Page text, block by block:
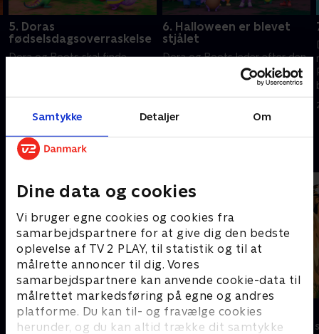
Samtykke Detaljer Om
Dine data og cookies
Vi bruger egne cookies og cookies fra
samarbejdspartnere for at give dig den bedste
oplevelse af TV 2 PLAY, til statistik og til at
målrette annoncer til dig. Vores
samarbejdspartnere kan anvende cookie-data til
målrettet markedsføring på egne og andres
platforme. Du kan til- og fravælge cookies
herunder, og du kan altid trække dit samtykke
5. Doras
fødselsdagsoverraskelse
Dora og Boots skal finde
hjælper La Luna.
20. december 2025 • 21 min
6. Halloween er blevet
stjålet
Dora og Boots leder efter den,
der stjæler alles slik, og de skal
finde et forsvundet græskar.
Andre så også
F for får
Børneserier • 5 sæsoner
Zoo
Børneserier • 1